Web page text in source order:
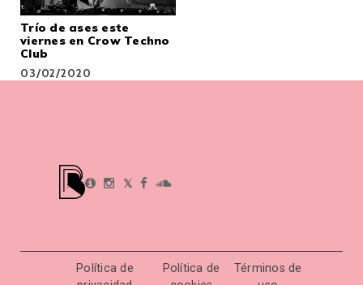
Trío de ases este
viernes en Crow Techno
Club
03/02/2020
𝕏
Política de
Política de
Términos de